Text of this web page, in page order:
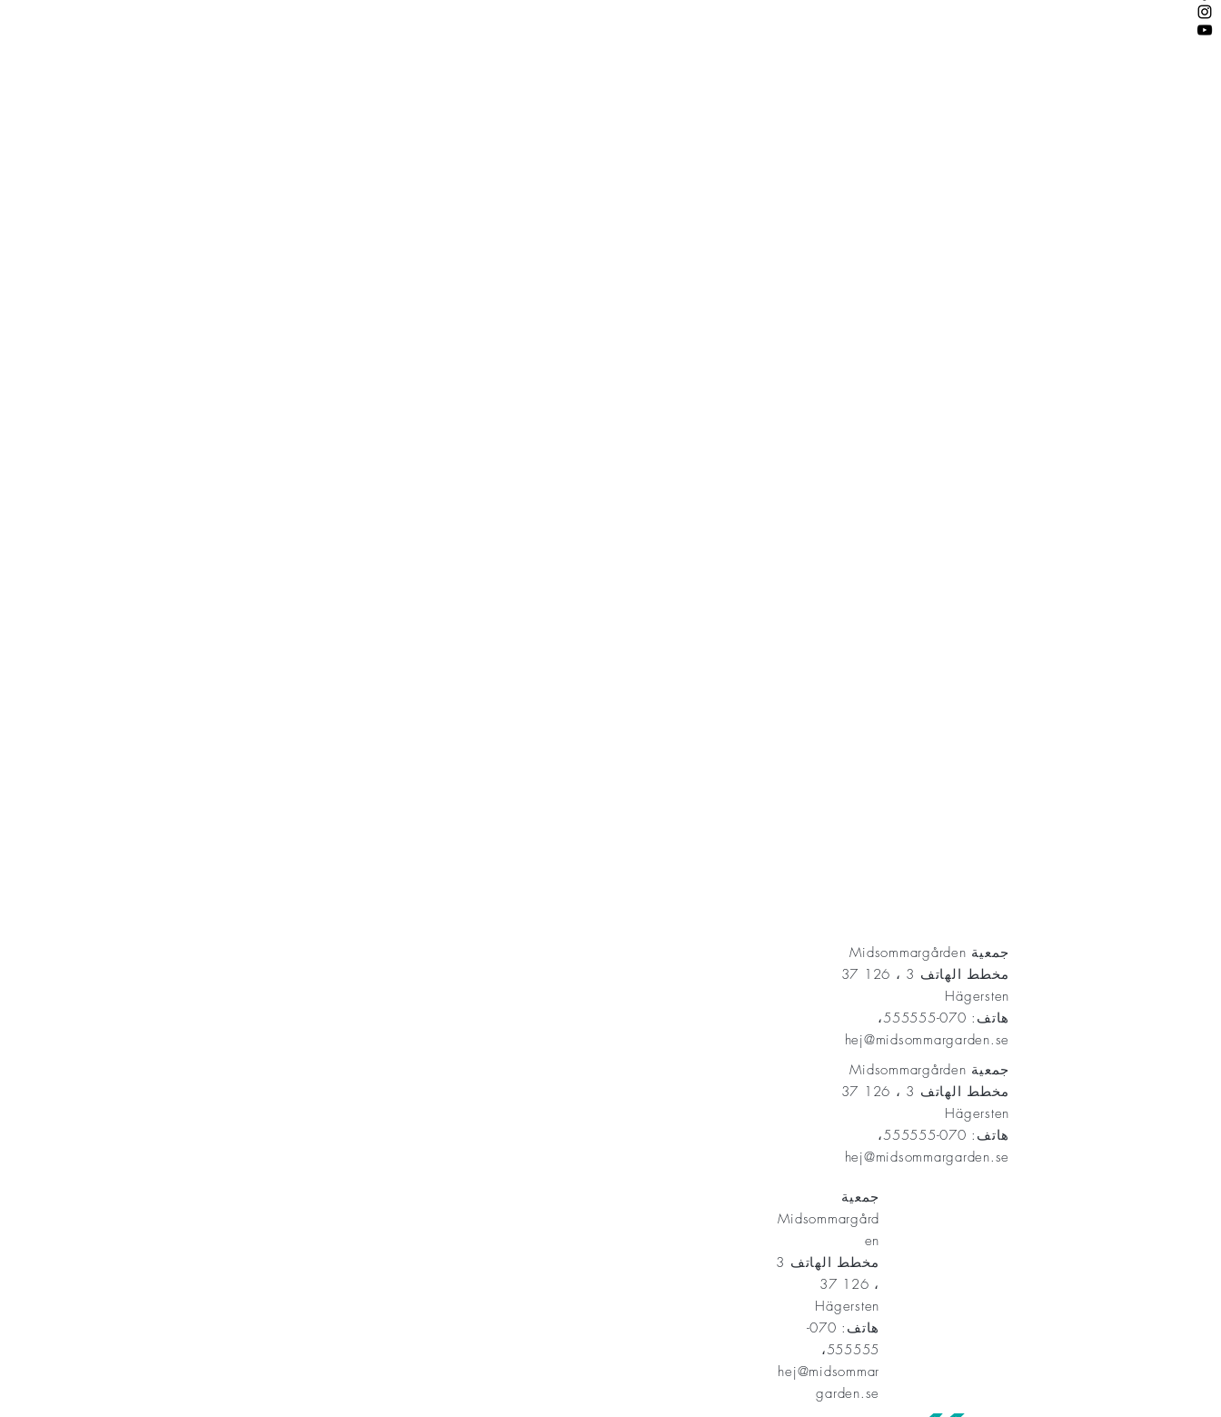
جمعية Midsommargården
مخطط الهاتف 3 ، 126 37
Hägersten
هاتف: 070-555555،
hej@midsommargarden.se
جمعية Midsommargården
مخطط الهاتف 3 ، 126 37
Hägersten
هاتف: 070-555555،
hej@midsommargarden.se
جمعية
Midsommargård
en
مخطط الهاتف 3
، 126 37
Hägersten
هاتف: 070-
555555،
hej@midsommar
garden.se